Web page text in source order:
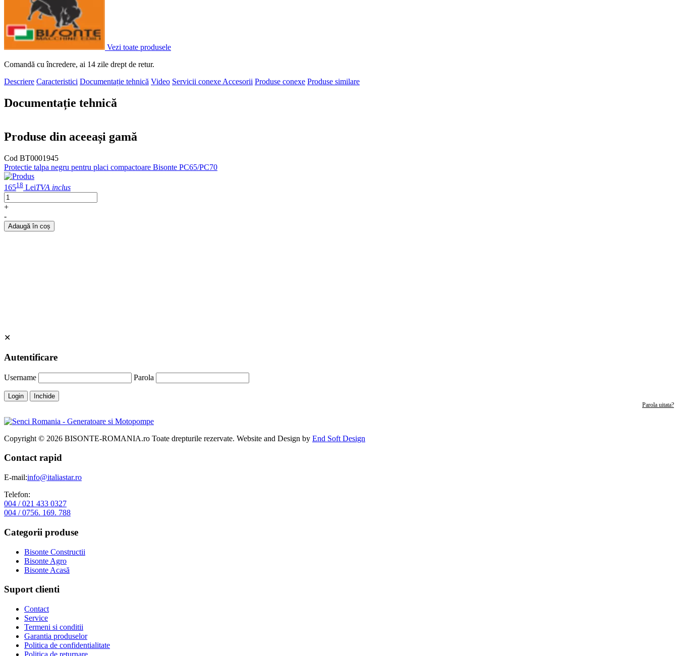
Vezi toate produsele
Comandă cu încredere, ai 14 zile drept de retur.
Descriere Caracteristici Documentație tehnică Video Servicii conexe Accesorii Produse conexe Produse similare
Documentație tehnică
Produse din aceeași gamă
Cod BT0001945
Protectie talpa negru pentru placi compactoare Bisonte PC65/PC70
16518 LeiTVA inclus
+
-
Adaugă în coș
✕
Autentificare
Username Parola
Login Inchide
Parola uitata?
Copyright © 2026 BISONTE-ROMANIA.ro Toate drepturile rezervate. Website and Design by End Soft Design
Contact rapid
E-mail:info@italiastar.ro
Telefon:
004 / 021 433 0327
004 / 0756. 169. 788
Categorii produse
Bisonte Constructii
Bisonte Agro
Bisonte Acasă
Suport clienti
Contact
Service
Termeni si conditii
Garantia produselor
Politica de confidentialitate
Politica de returnare